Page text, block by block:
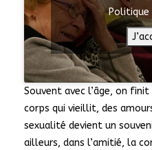
Politique
Souvent avec l’âge, on
corps qui vieillit, des
sexualité devient un
ailleurs, dans l’amitié, la